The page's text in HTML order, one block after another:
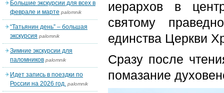
иерархов в
святому
единства Церкви
Сразу после
помазание
Большие экскурсии для всех в
феврале и марте palomnik
“Татьянин день” – большая
экскурсия palomnik
Зимние экскурсии для
паломников palomnik
Идет запись в поездки по
России на 2026 год. palomnik